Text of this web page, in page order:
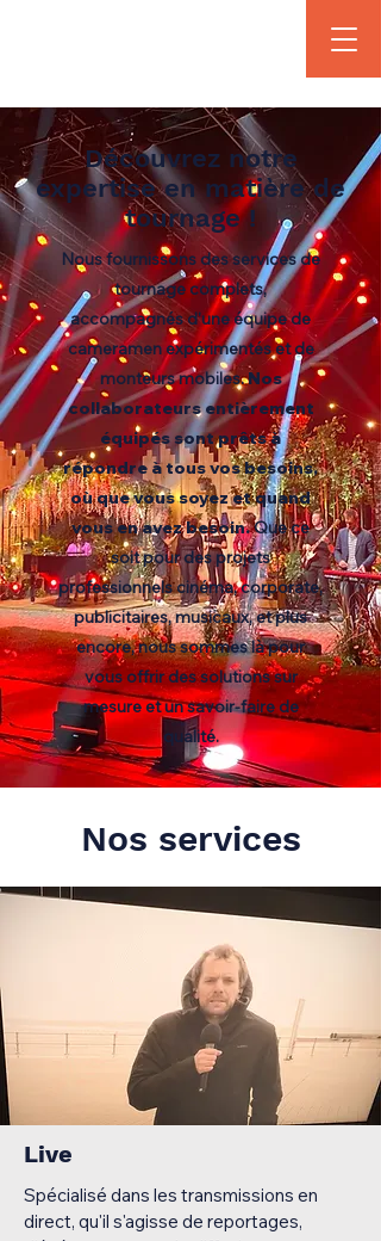
Découvrez notre
expertise en matière de
tournage !
Nous fournissons des services de
tournage complets,
accompagnés d'une équipe de
cameramen expérimentés et de
monteurs mobiles.Nos
collaborateurs entièrement
équipés sont prêts à
répondre à tous vos besoins,
où que vous soyez et quand
vous en avez besoin.Que ce
soit pour des projets
professionnels cinéma, corporate,
publicitaires, musicaux, et plus
encore, nous sommes là pour
vous offrir des solutions sur
mesure et un savoir-faire de
qualité.
Nos services
Live
Spécialisé dans les transmissions en
direct, qu'il s'agisse de reportages,